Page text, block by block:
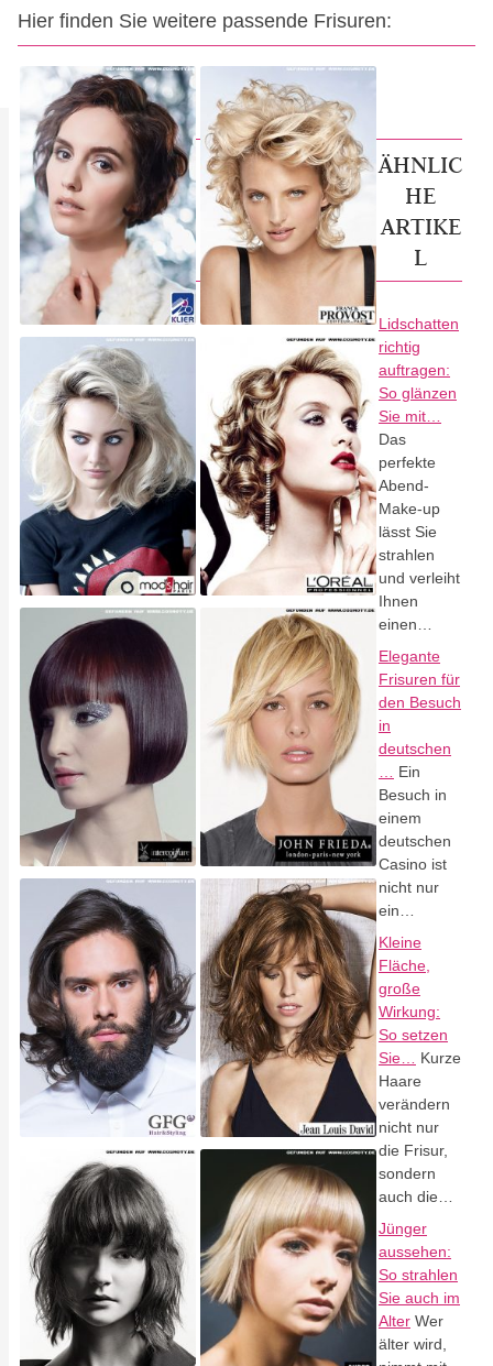
Hier finden Sie weitere passende Frisuren:
ÄHNLIC
HE
ARTIKE
L
Lidschatten
richtig
auftragen:
So glänzen
Sie mit…
Das
perfekte
Abend-
Make-up
lässt Sie
strahlen
und verleiht
Ihnen
einen…
Elegante
Frisuren für
den Besuch
in
deutschen
Ein
Besuch in
einem
deutschen
Casino ist
nicht nur
ein…
Kleine
Fläche,
große
Wirkung:
So setzen
Sie…
Kurze
Haare
verändern
nicht nur
die Frisur,
sondern
auch die…
Jünger
aussehen:
So strahlen
Sie auch im
Alter Wer
älter wird,